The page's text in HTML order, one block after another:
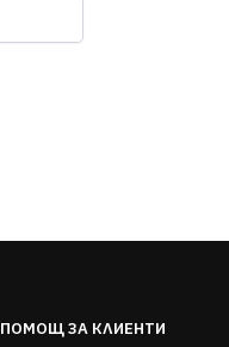
ПОМОЩ ЗА КЛИЕНТИ